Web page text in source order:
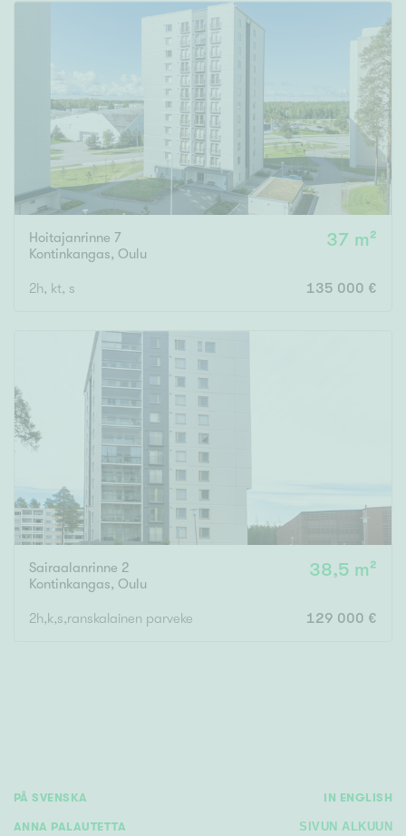
000 000 €
Pinta-ala
Rakennusvuosi
Uudiskohteet
Vain uudiskohteet
Arvokohteet
Vain arvokohteet
Ominaisuudet
Hissi
Hoitajanrinne 7
Kontinkangas, Oulu
37 m²
2h, kt, s 135 000 €
Sairaalanrinne 2
Kontinkangas, Oulu
38,5 m²
2h,k,s,ranskalainen parveke 129 000 €
PÅ SVENSKA IN ENGLISH
ANNA PALAUTETTA SIVUN ALKUUN